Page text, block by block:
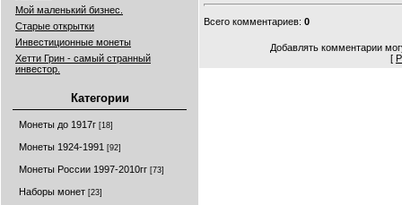
Мой маленький бизнес.
Старые открытки
Инвестиционные монеты
Хетти Грин - самый странный
инвестор.
Категории
Монеты до 1917г [18]
Монеты 1924-1991 [92]
Монеты России 1997-2010гг [73]
Наборы монет [23]
Всего комментариев: 0
Добавлять комментарии
[